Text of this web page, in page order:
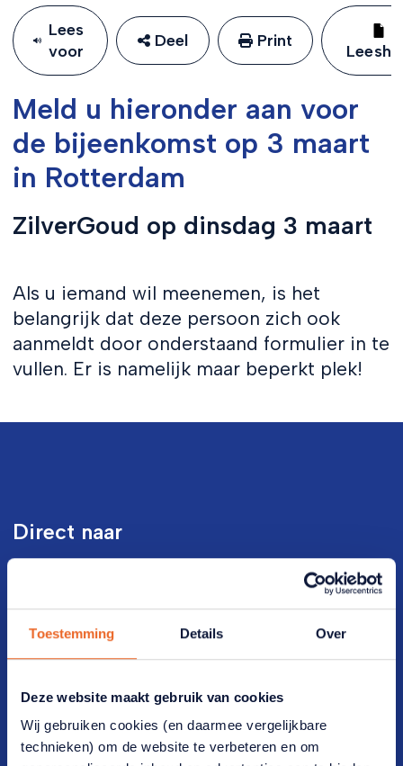
Toestemming Details Over
Deze website maakt gebruik van cookies
Wij gebruiken cookies (en daarmee vergelijkbare
technieken) om de website te verbeteren en om
Lees
voor
Deel Print
Meld u hieronder aan voor
de bijeenkomst op 3 maart
in Rotterdam
ZilverGoud op dinsdag 3 maart
Als u iemand wil meenemen, is het
belangrijk dat deze persoon zich ook
aanmeldt door onderstaand formulier in te
vullen. Er is namelijk maar beperkt plek!
Direct naar
Vrijwilligers(werk)
Lidmaatschap
Lid worden